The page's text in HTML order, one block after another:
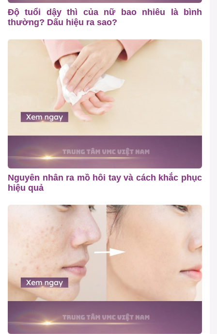
Độ tuổi dậy thì của nữ bao nhiêu là bình
thường? Dấu hiệu ra sao?
Nguyên nhân ra mồ hôi tay và cách khắc phục
hiệu quả